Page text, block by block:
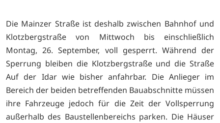
Die Mainzer Straße ist deshalb zwischen Bahnhof und
Klotzbergstraße von Mittwoch bis einschließlich
Montag, 26. September, voll gesperrt. Während der
Sperrung bleiben die Klotzbergstraße und die Straße
Auf der Idar wie bisher anfahrbar. Die Anlieger im
Bereich der beiden betreffenden Bauabschnitte müssen
ihre Fahrzeuge jedoch für die Zeit der Vollsperrung
außerhalb des Baustellenbereichs parken. Die Häuser